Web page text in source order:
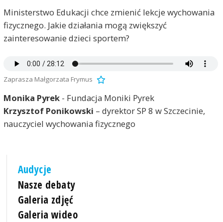
Ministerstwo Edukacji chce zmienić lekcje wychowania
fizycznego. Jakie działania mogą zwiększyć
zainteresowanie dzieci sportem?
Zaprasza Małgorzata Frymus
Monika Pyrek- Fundacja Moniki Pyrek
Krzysztof Ponikowski – dyrektor SP 8 w Szczecinie,
nauczyciel wychowania fizycznego
Audycje
Nasze debaty
Galeria zdjęć
Galeria wideo